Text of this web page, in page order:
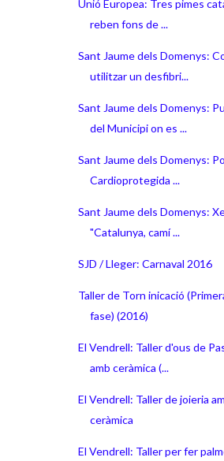
Unió Europea: Tres pimes
reben fons de ...
Sant Jaume dels Domenys:
utilitzar un desfibri...
Sant Jaume dels Domenys:
del Municipi on es ...
Sant Jaume dels Domenys:
Cardioprotegida ...
Sant Jaume dels Domenys:
"Catalunya, camí ...
SJD / Lleger: Carnaval 2016
Taller de Torn inicació
fase) (2016)
El Vendrell: Taller d'ous de
amb ceràmica (...
El Vendrell: Taller de joieria
ceràmica
El Vendrell: Taller per fer